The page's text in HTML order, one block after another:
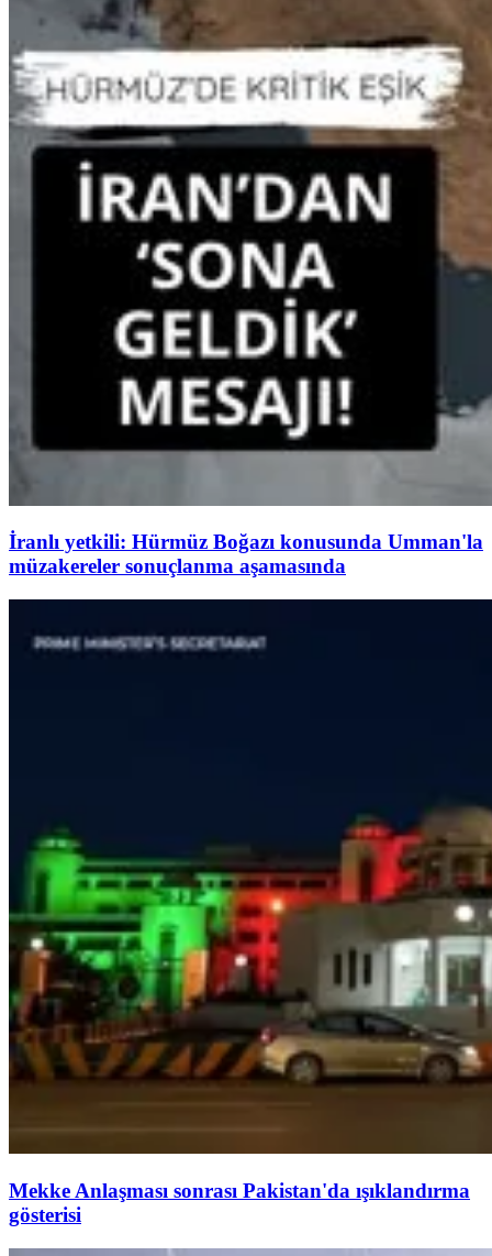
İranlı yetkili: Hürmüz Boğazı konusunda Umman'la
müzakereler sonuçlanma aşamasında
Mekke Anlaşması sonrası Pakistan'da ışıklandırma
gösterisi